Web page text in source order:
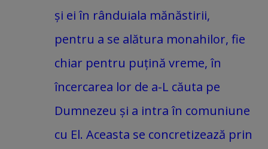
și ei în rânduiala mănăstirii,
pentru a se alătura monahilor, fie
chiar pentru puțină vreme, în
încercarea lor de a-L căuta pe
Dumnezeu și a intra în comuniune
cu El. Aceasta se concretizează prin